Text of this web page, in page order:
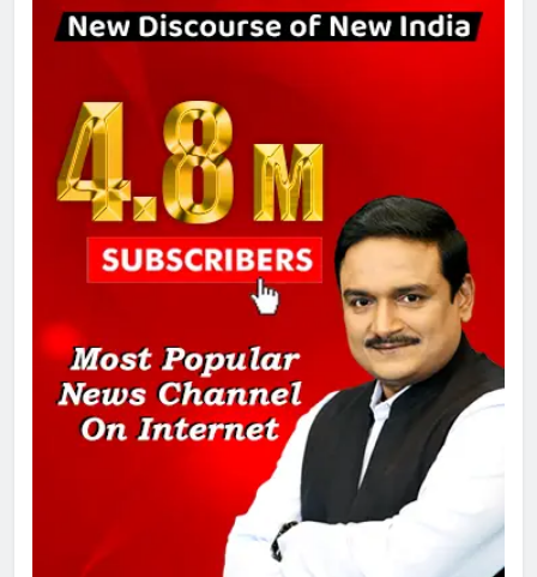
8
दिल्ली कोर्ट ने IRCTC घोटाले में आरोप
तय किए
1
SRN अस्पताल का नाम अमर शहीद ठाकुर
रोशन सिंह के नाम पर करने की मांग तेज
2
अमर शहीद ठाकुर रोशन सिंह के नाम पर
स्वरूप रानी नेहरू चिकित्सालय का
नामकरण करने की मांग को लेकर
अनिश्चितकालीन धरना शुरू
289 एकड़ भूमि पर विकसित होगा कार्बन-